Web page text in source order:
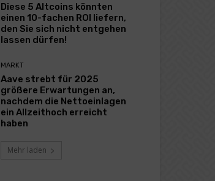
Diese 5 Altcoins könnten
einen 10-fachen ROI liefern,
den Sie sich nicht entgehen
lassen dürfen!
MARKT
Aave strebt für 2025
größere Erwartungen an,
nachdem die Nettoeinlagen
ein Allzeithoch erreicht
haben
Mehr laden